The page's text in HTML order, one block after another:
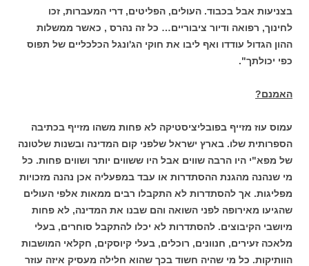
בצניעות אבל בכבוד. העולים, הפליטים, דרי המעברות, זכו
לחינוך, רפואה ודיור ציבוריים… כל זה נהרס , כאשר ממשלות
ההון הגדול עודדו ואף ליבו את חוקי הג'ונגל הכלכליים של תפוס
כפי יכולתך".
האמנם?
עמוס עוז מזייף בפובליציסטיקה לא פחות משהו מזייף בכתיבה
הספרותית שלו. בארץ ישראל שלפני קום המדינה ובשנות שלטונה
של מפא"י היו הרבה שווים אבל היו ששווים יותר ושווים פחות. כל
מי שנהנה מהגנת ההסתדרות או עבד במפעליה אכן נהנה מזכויות
מפליגות. אך להסתדרות לא התקבלו רבים ממאות אלפי העולים
שהגיעו מאירופה לפני השואה והם שבנו את המדינה, לא פחות
מיושבי הקיבוצים. להסתדרות לא יכלו להתקבל סוחרים, בעלי
מלאכה זעירים, חנוונים, רוכלים, בעלי קיוסקים, חקלאי המושבות
הוותיקות. כל מי שהיה חשוד בכך שהוא חלילה מעסיק איזה עוזר